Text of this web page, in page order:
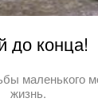
до конца!
маленького
жизнь.